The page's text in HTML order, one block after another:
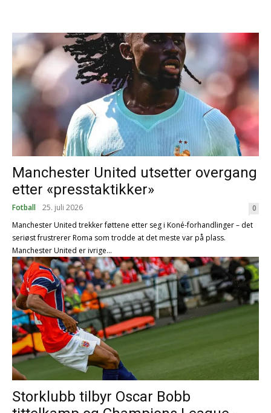
Manchester United utsetter overgang
etter «presstaktikker»
Fotball 25. juli 2026
0
Manchester United trekker føttene etter seg i Koné-forhandlinger – det
seriøst frustrerer Roma som trodde at det meste var på plass.
Manchester United er ivrige...
Storklubb tilbyr Oscar Bobb